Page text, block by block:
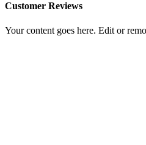
Customer Reviews
Your content goes here. Edit or